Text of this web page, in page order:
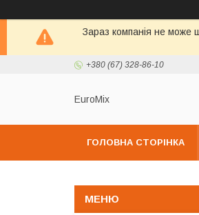
Зараз компанія не може
+380 (67) 328-86-10
EuroMix
ГОЛОВНА СТОРІНКА